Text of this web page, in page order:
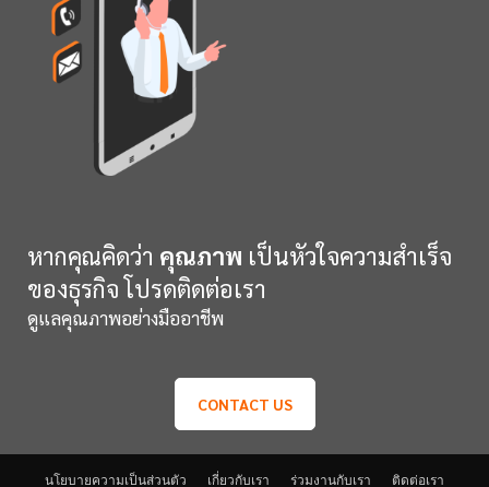
หากคุณคิดว่า คุณภาพ เป็นหัวใจความสำเร็จ
ของธุรกิจ โปรดติดต่อเรา
ดูแลคุณภาพอย่างมืออาชีพ
CONTACT US
นโยบายความเป็นส่วนตัว เกี่ยวกับเรา ร่วมงานกับเรา ติดต่อเรา